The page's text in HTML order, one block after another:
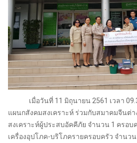
เมื่อวันที่ 11 มิถุนายน 2561 เวลา
แผนกสังคมสงเคราะห์ ร่วมกับสมาคมจีนต่
สงเคราะห์ผู้ประสบอัคคีภัย จำนวน 1 ครอบ
เครื่องอุปโภค-บริโภครายครอบครัว จำนว